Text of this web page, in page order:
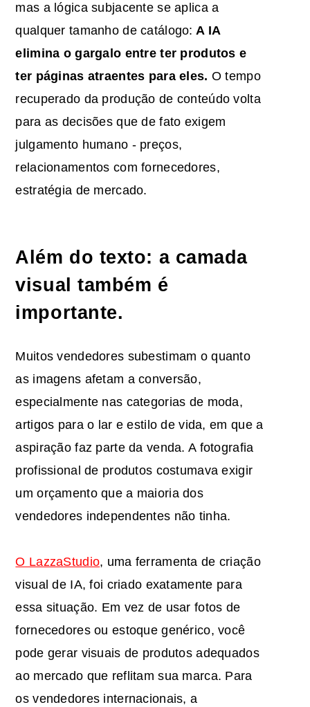
mas a lógica subjacente se aplica a
qualquer tamanho de catálogo: A IA
elimina o gargalo entre ter produtos e
ter páginas atraentes para eles. O tempo
recuperado da produção de conteúdo volta
para as decisões que de fato exigem
julgamento humano - preços,
relacionamentos com fornecedores,
estratégia de mercado.
Além do texto: a camada
visual também é
importante.
Muitos vendedores subestimam o quanto
as imagens afetam a conversão,
especialmente nas categorias de moda,
artigos para o lar e estilo de vida, em que a
aspiração faz parte da venda. A fotografia
profissional de produtos costumava exigir
um orçamento que a maioria dos
vendedores independentes não tinha.
O LazzaStudio, uma ferramenta de criação
visual de IA, foi criado exatamente para
essa situação. Em vez de usar fotos de
fornecedores ou estoque genérico, você
pode gerar visuais de produtos adequados
ao mercado que reflitam sua marca. Para
os vendedores internacionais, a